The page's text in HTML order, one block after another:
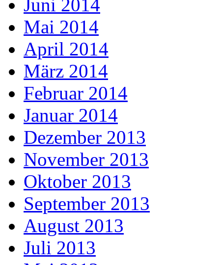
Juni 2014
Mai 2014
April 2014
März 2014
Februar 2014
Januar 2014
Dezember 2013
November 2013
Oktober 2013
September 2013
August 2013
Juli 2013